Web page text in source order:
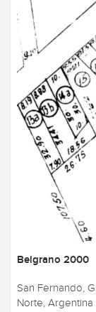
Belgrano 2000
San Fernando,
Norte, Argentina